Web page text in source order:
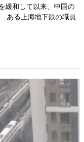
緩和して以来、中国の
ある上海地下鉄の職員